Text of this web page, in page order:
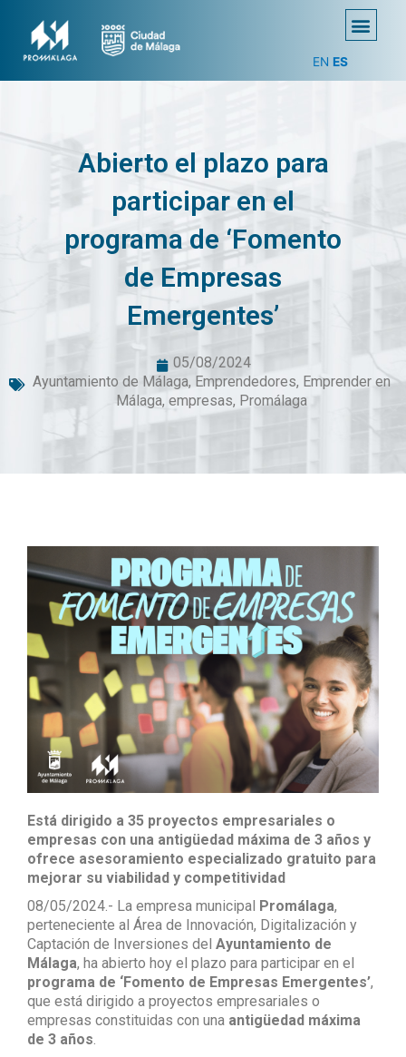
EN ES
Abierto el plazo para
participar en el
programa de ‘Fomento
de Empresas
Emergentes’
05/08/2024
Ayuntamiento de Málaga, Emprendedores, Emprender en
Málaga, empresas, Promálaga
Está dirigido a 35 proyectos empresariales o
empresas con una antigüedad máxima de 3 años y
ofrece asesoramiento especializado gratuito para
mejorar su viabilidad y competitividad
08/05/2024.- La empresa municipal Promálaga,
perteneciente al Área de Innovación, Digitalización y
Captación de Inversiones del Ayuntamiento de
Málaga, ha abierto hoy el plazo para participar en el
programa de ‘Fomento de Empresas Emergentes’,
que está dirigido a proyectos empresariales o
empresas constituidas con una antigüedad máxima
de 3 años